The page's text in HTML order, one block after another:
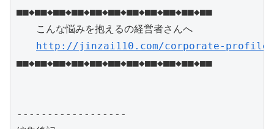
■■◆■■◆■■◆■■◆■■◆■■◆■■◆■■◆■■◆■■◆■■
こんな悩みを抱えるの経営者さんへ
http://jinzai110.com/corporate-profile
■■◆■■◆■■◆■■◆■■◆■■◆■■◆■■◆■■◆■■◆■■
------------------